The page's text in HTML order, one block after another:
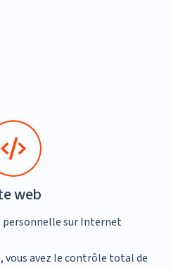
web
personnelle sur Internet
vous avez le contrôle total de